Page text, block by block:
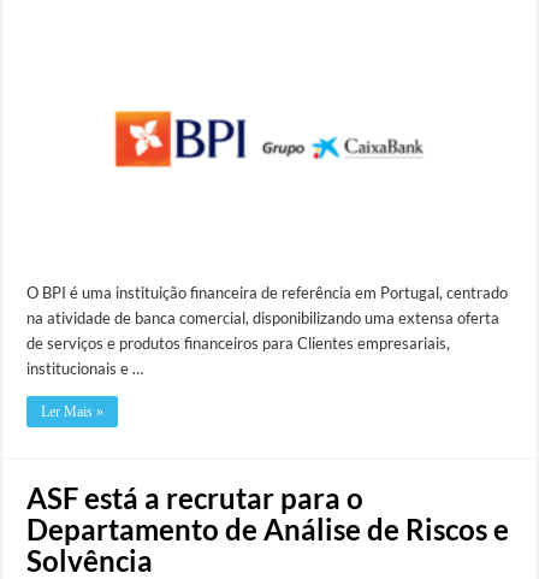
O BPI é uma instituição financeira de referência em Portugal, centrado
na atividade de banca comercial, disponibilizando uma extensa oferta
de serviços e produtos financeiros para Clientes empresariais,
institucionais e …
Ler Mais »
ASF está a recrutar para o
Departamento de Análise de Riscos e
Solvência